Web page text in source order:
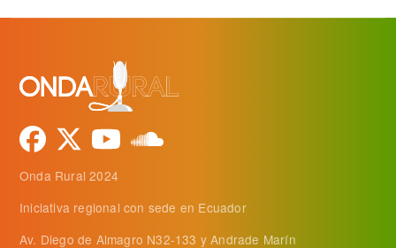
Onda Rural 2024
Iniciativa regional con sede en Ecuador
Av. Diego de Almagro N32-133 y Andrade Marín